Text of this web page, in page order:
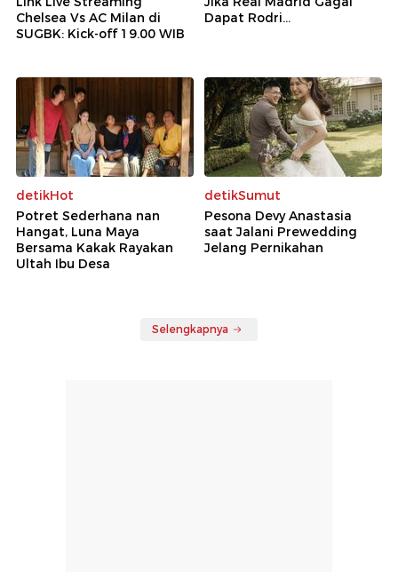
Chelsea Vs AC Milan di
SUGBK: Kick-off 19.00 WIB
Dapat Rodri...
detikHot
Potret Sederhana nan
Hangat, Luna Maya
Bersama Kakak Rayakan
Ultah Ibu Desa
detikSumut
Pesona Devy Anastasia
saat Jalani Prewedding
Jelang Pernikahan
Selengkapnya